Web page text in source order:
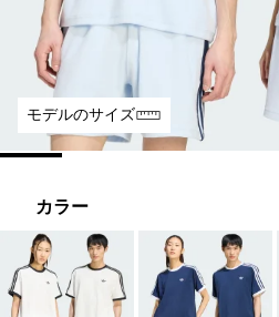
モデルのサイズ
カラー